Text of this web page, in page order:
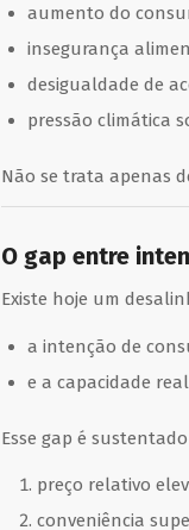
aumento do
insegurança
desigualdade de
pressão climática
Não se trata apenas
O gap entre
Existe hoje um
a intenção de
e a capacidade
Esse gap é
preço relativo
conveniência